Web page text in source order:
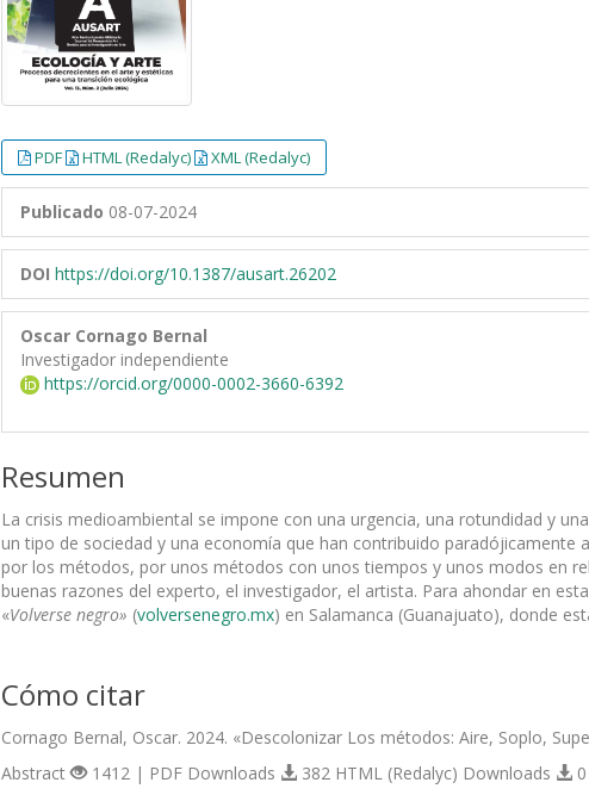
PDF HTML (Redalyc) XML (Redalyc)
Publicado 08-07-2024
DOI https://doi.org/10.1387/ausart.26202
Oscar Cornago Bernal
Investigador independiente
https://orcid.org/0000-0002-3660-6392
Resumen
La crisis medioambiental se impone con una urgencia, una rotundidad y
un tipo de sociedad y una economía que han contribuido paradójicamente
por los métodos, por unos métodos con unos tiempos y unos modos en
buenas razones del experto, el investigador, el artista. Para ahondar en
«Volverse negro» (volversenegro.mx) en Salamanca (Guanajuato), donde
Cómo citar
Cornago Bernal, Oscar. 2024. «Descolonizar Los métodos: Aire, Soplo,
Abstract 1412 | PDF Downloads 382 HTML (Redalyc) Downloads